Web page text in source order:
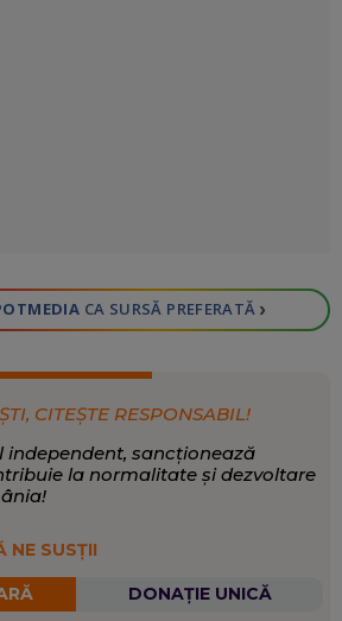
CA SURSĂ PREFERATĂ ›
CITEȘTE RESPONSABIL!
independent, sancționează
la normalitate și dezvoltare
NE SUSȚII
DONAȚIE UNICĂ